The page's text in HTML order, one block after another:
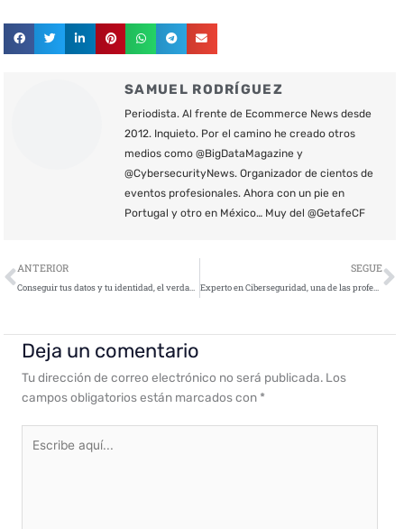
SAMUEL RODRÍGUEZ
Periodista. Al frente de Ecommerce News desde
2012. Inquieto. Por el camino he creado otros
medios como @BigDataMagazine y
@CybersecurityNews. Organizador de cientos de
eventos profesionales. Ahora con un pie en
Portugal y otro en México… Muy del @GetafeCF
Ant
ANTERIOR SEGUE
Deja un comentario
Tu dirección de correo electrónico no será publicada. Los
campos obligatorios están marcados con *
aquí...